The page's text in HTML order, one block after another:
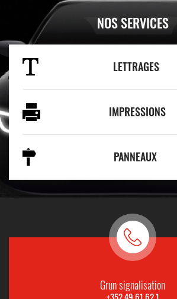
NOS SERVICES
LETTRAGES
IMPRESSIONS
PANNEAUX
Grun signalisation